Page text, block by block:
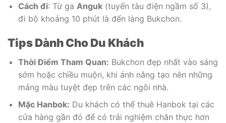
Cách đi: Từ ga Anguk(tuyến tàu điện ngầm số 3),
đi bộ khoảng 10 phút là đến làng Bukchon.
Tips Dành Cho Du Khách
Thời Điểm Tham Quan: Bukchon đẹp nhất vào sáng
sớm hoặc chiều muộn, khi ánh nắng tạo nên những
mảng màu tuyệt đẹp trên các ngôi nhà.
Mặc Hanbok: Du khách có thể thuê Hanbok tại các
cửa hàng gần đó để có trải nghiệm chân thực hơn